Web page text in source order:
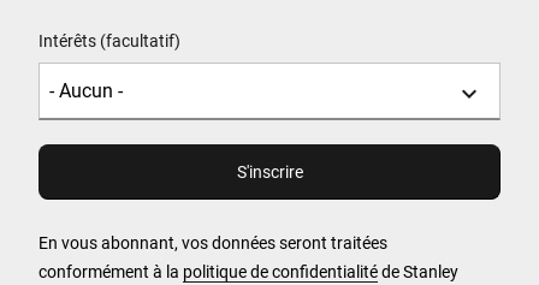
Intérêts (facultatif)
En vous abonnant, vos données seront traitées
conformément à la politique de confidentialitéde Stanley